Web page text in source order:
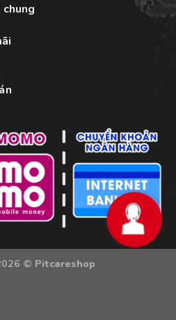
chung
© Pitcareshop